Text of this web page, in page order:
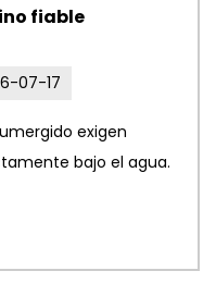
fiable
07-17
exigen
bajo el agua.